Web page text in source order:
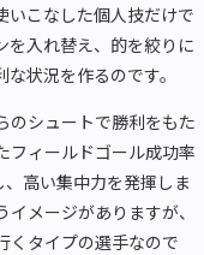
いこなした個人技だけで
を入れ替え、的を絞りに
状況を作るのです。
のシュートで勝利をもた
フィールドゴール成功率
高い集中力を発揮しま
メージがありますが、
くタイプの選手なので